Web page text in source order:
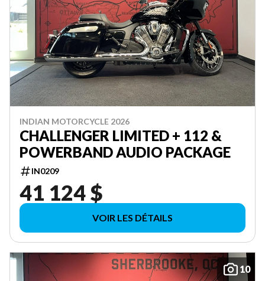
INDIAN MOTORCYCLE 2026
CHALLENGER LIMITED + 112 &
POWERBAND AUDIO PACKAGE
IN0209
41 124 $
VOIR LES DÉTAILS
10